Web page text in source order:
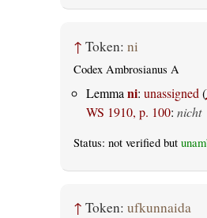
↑ Token: ni
Codex Ambrosianus A
Lemmani: unassigned(
WS 1910, p. 100: nicht
Status: not verified but
↑ Token: ufkunnaida